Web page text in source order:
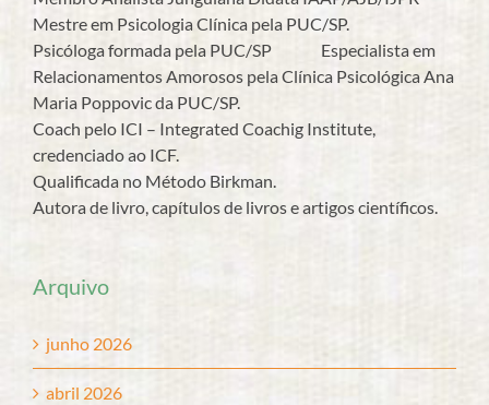
Mestre em Psicologia Clínica pela PUC/SP.
Psicóloga formada pela PUC/SP Especialista em
Relacionamentos Amorosos pela Clínica Psicológica Ana
Maria Poppovic da PUC/SP.
Coach pelo ICI – Integrated Coachig Institute,
credenciado ao ICF.
Qualificada no Método Birkman.
Autora de livro, capítulos de livros e artigos científicos.
Arquivo
junho 2026
abril 2026